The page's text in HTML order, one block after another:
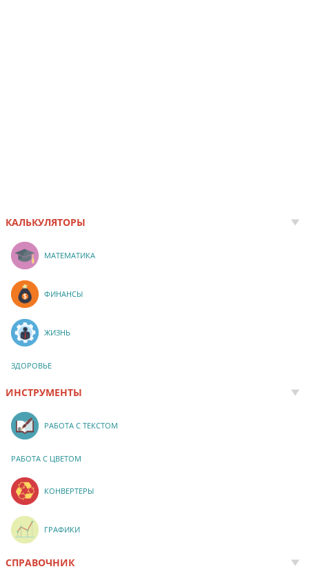
КАЛЬКУЛЯТОРЫ
МАТЕМАТИКА
ФИНАНСЫ
ЖИЗНЬ
ЗДОРОВЬЕ
ИНСТРУМЕНТЫ
РАБОТА С ТЕКСТОМ
РАБОТА С ЦВЕТОМ
КОНВЕРТЕРЫ
ГРАФИКИ
СПРАВОЧНИК